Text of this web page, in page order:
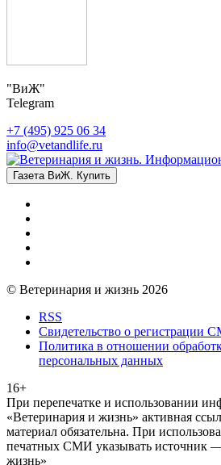
"ВиЖ"
Telegram
+7 (495) 925 06 34
info@vetandlife.ru
Газета ВиЖ. Купить
© Ветеринария и жизнь 2026
RSS
Свидетельство о регистрации
Политика в отношении
персональных данных
16+
При перепечатке и использовании
«Ветеринария и жизнь» активная
материал обязательна. При
печатных СМИ указывать источник
жизнь»